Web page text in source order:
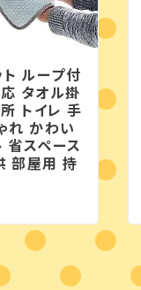
ループ付
タオル掛
トイレ 手
れ かわい
省スペース
部屋用 持